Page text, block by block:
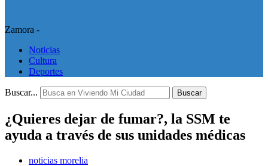
Zamora -
Noticias
Cultura
Deportes
Buscar... Buscar
¿Quieres dejar de fumar?, la SSM te
ayuda a través de sus unidades médicas
noticias morelia